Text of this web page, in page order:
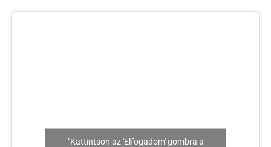
"Kattintson az 'Elfogadom' gombra a